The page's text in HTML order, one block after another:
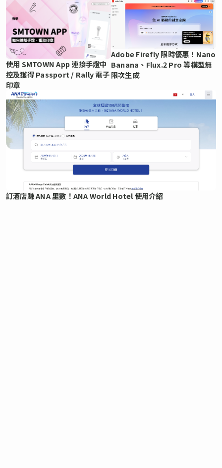
使用 SMTOWN App 連接手燈中
控及獲得 Passport / Rally 電子
印章
Adobe Firefly 限時優惠！Nano
Banana、Flux.2 Pro 等模型無
限次生成
訂酒店賺 ANA 里數！ANA World Hotel 使用介紹